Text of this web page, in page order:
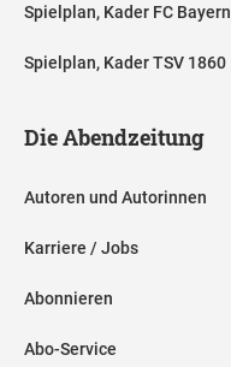
Spielplan, Kader FC Bayern
Spielplan, Kader TSV 1860
Die Abendzeitung
Autoren und Autorinnen
Karriere / Jobs
Abonnieren
Abo-Service